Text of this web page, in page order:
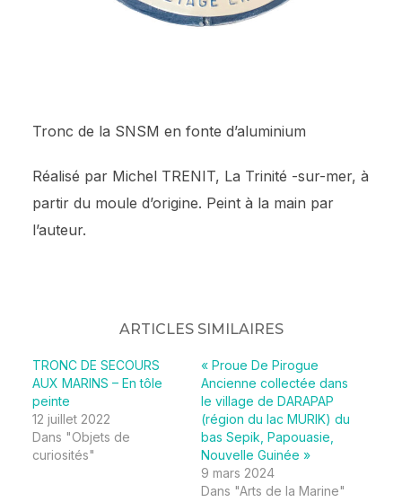
Tronc de la SNSM en fonte d’aluminium
Réalisé par Michel TRENIT, La Trinité -sur-mer, à
partir du moule d’origine. Peint à la main par
l’auteur.
ARTICLES SIMILAIRES
TRONC DE SECOURS
AUX MARINS – En tôle
peinte
12 juillet 2022
Dans "Objets de
curiosités"
« Proue De Pirogue
Ancienne collectée dans
le village de DARAPAP
(région du lac MURIK) du
bas Sepik, Papouasie,
Nouvelle Guinée »
9 mars 2024
Dans "Arts de la Marine"